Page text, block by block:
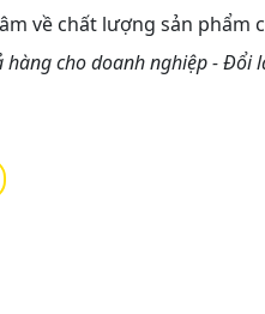
về chất lượng sản phẩm
hàng cho doanh nghiệp - Đổi